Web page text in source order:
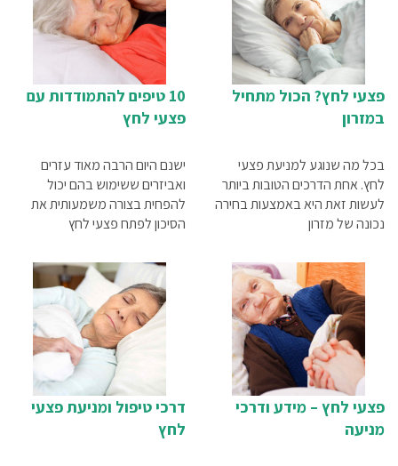
פצעי לחץ? הכול מתחיל
במזרון
בכל מה שנוגע למניעת פצעי
לחץ. אחת הדרכים הטובות ביותר
לעשות זאת היא באמצעות בחירה
נכונה של מזרון
10 טיפים להתמודדות עם
פצעי לחץ
ישנם היום הרבה מאוד עזרים
ואביזרים ששימוש בהם יכול
להפחית בצורה משמעותית את
הסיכון לפתח פצעי לחץ
פצעי לחץ – מידע ודרכי
מניעה
דרכי טיפול ומניעת פצעי
לחץ